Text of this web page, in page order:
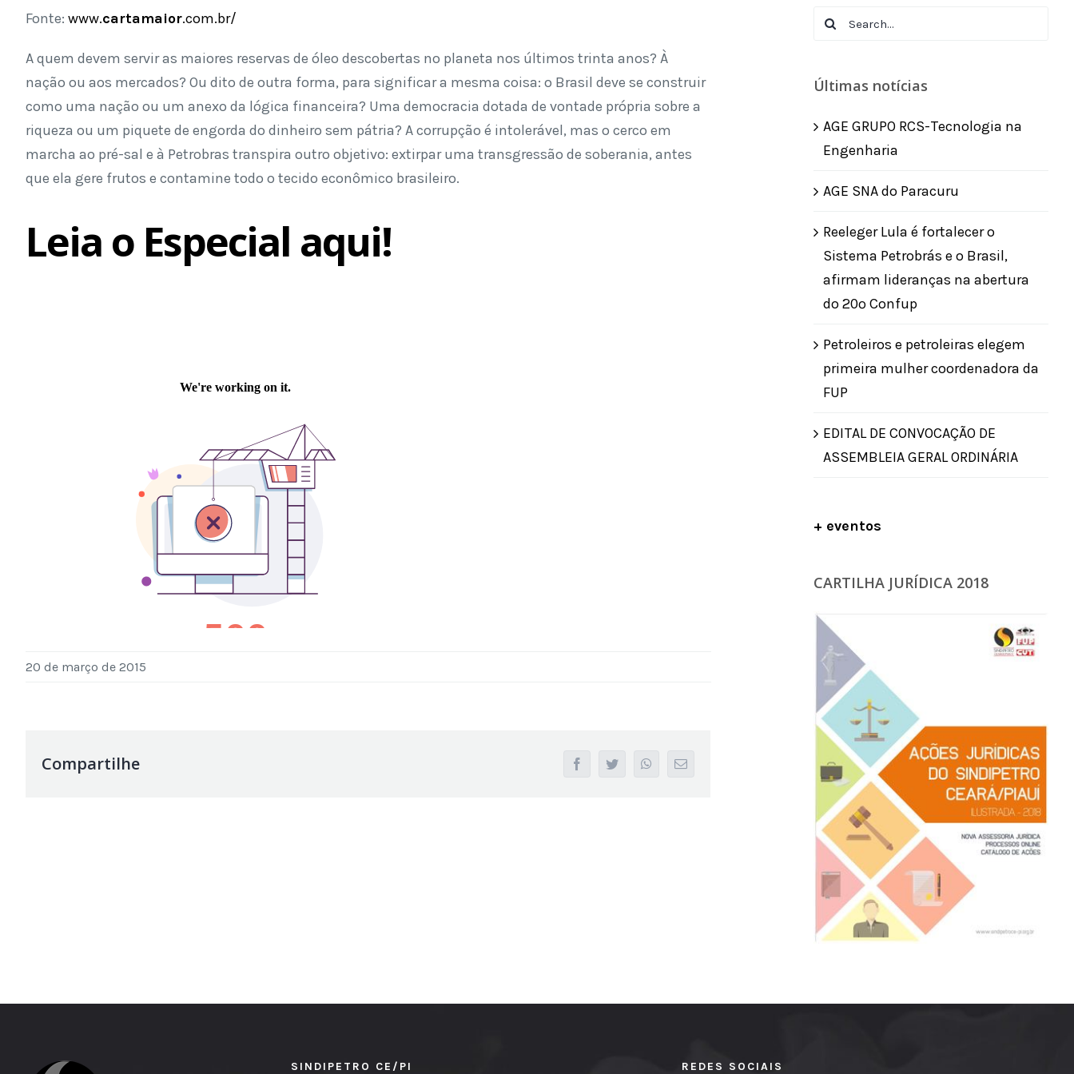
Fonte: www.cartamaior.com.br/
A quem devem servir as maiores reservas de óleo descobertas no planeta nos últimos trinta anos? À
nação ou aos mercados? Ou dito de outra forma, para significar a mesma coisa: o Brasil deve se construir
como uma nação ou um anexo da lógica financeira? Uma democracia dotada de vontade própria sobre a
riqueza ou um piquete de engorda do dinheiro sem pátria? A corrupção é intolerável, mas o cerco em
marcha ao pré-sal e à Petrobras transpira outro objetivo: extirpar uma transgressão de soberania, antes
que ela gere frutos e contamine todo o tecido econômico brasileiro.
Leia o Especial aqui!
20 de março de 2015
Compartilhe facebooktwitter whatsappEmail
Search
Últimas notícias
AGE GRUPO RCS-Tecnologia na
Engenharia
AGE SNA do Paracuru
Reeleger Lula é fortalecer o
Sistema Petrobrás e o Brasil,
afirmam lideranças na abertura
do 20º Confup
Petroleiros e petroleiras elegem
primeira mulher coordenadora da
FUP
EDITAL DE CONVOCAÇÃO DE
ASSEMBLEIA GERAL ORDINÁRIA
+ eventos
CARTILHA JURÍDICA 2018
SINDIPETRO CE/PI REDES SOCIAIS